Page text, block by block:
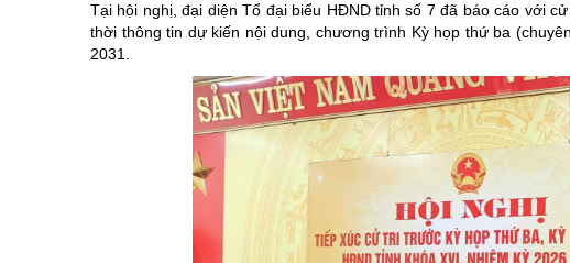
Tại hội nghị, đại diện Tổ đại biểu HĐND tỉnh số 7 đã báo cáo với
thời thông tin dự kiến nội dung, chương trình Kỳ họp thứ ba
2031.